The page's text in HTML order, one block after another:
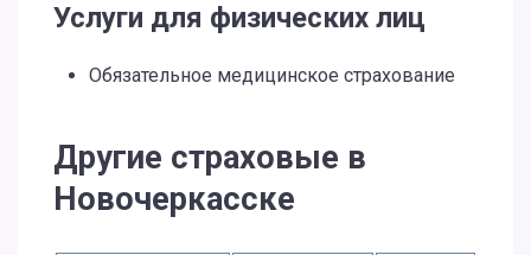
Услуги для физических лиц
Обязательное медицинское страхование
Другие страховые в
Новочеркасске